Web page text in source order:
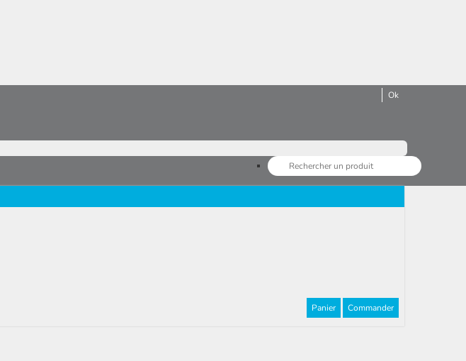
Panier Commander